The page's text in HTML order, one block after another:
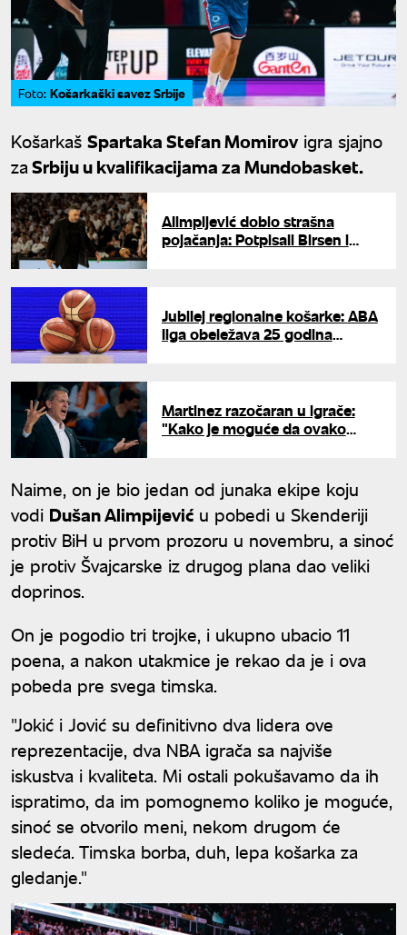
Foto: Košarkaški savez Srbije
Košarkaš Spartaka Stefan Momirovigra sjajno
zaSrbiju u kvalifikacijama za Mundobasket.
Alimpijević dobio strašna
pojačanja: Potpisali Birsen i
Jubilej regionalne košarke: ABA
liga obeležava 25 godina
Martinez razočaran u igrače:
"Kako je moguće da ovako
Naime, on je bio jedan od junaka ekipe koju
vodi Dušan Alimpijević u pobedi u Skenderiji
protiv BiH u prvom prozoru u novembru, a sinoć
je protiv Švajcarske iz drugog plana dao veliki
doprinos.
On je pogodio tri trojke, i ukupno ubacio 11
poena, a nakon utakmice je rekao da je i ova
pobeda pre svega timska.
"Jokić i Jović su definitivno dva lidera ove
reprezentacije, dva NBA igrača sa najviše
iskustva i kvaliteta. Mi ostali pokušavamo da ih
ispratimo, da im pomognemo koliko je moguće,
sinoć se otvorilo meni, nekom drugom će
sledeća. Timska borba, duh, lepa košarka za
gledanje."